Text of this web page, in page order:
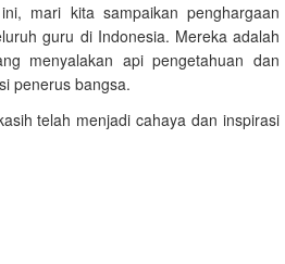
mari kita sampaikan penghargaan
guru di Indonesia. Mereka adalah
menyalakan api pengetahuan dan
penerus bangsa.
telah menjadi cahaya dan inspirasi